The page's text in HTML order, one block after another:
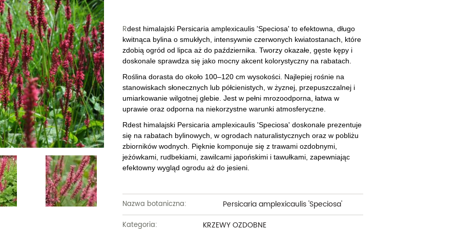
Truskawki i poziomki
Winogrona
Żurawiny
Pozostałe
Dęby
Glediczje
Głogi
Graby
Jabłonie ozdobne
Jarzębiny i jarząby
Kasztanowce
Wierzby
Wiśnie ozdobne
Pozostałe
Forsycje
Hibiskusy
Jaśminowce
Kaliny
Kalmie
Krzewuszki
Pięciorniki
Piwonie
Pnącza
Powojniki - Clematisy
Różaneczniki
Tawuły i tawułki
Wisterie
Żarnowce
Pozostałe
Rdest himalajski Persicaria amplexicaulis 'Speciosa' to efektowna, długo
kwitnąca bylina o smukłych, intensywnie czerwonych kwiatostanach, które
zdobią ogród od lipca aż do października. Tworzy okazałe, gęste kępy i
doskonale sprawdza się jako mocny akcent kolorystyczny na rabatach.
Roślina dorasta do około 100–120 cm wysokości. Najlepiej rośnie na
stanowiskach słonecznych lub półcienistych, w żyznej, przepuszczalnej i
umiarkowanie wilgotnej glebie. Jest w pełni mrozoodporna, łatwa w
uprawie oraz odporna na niekorzystne warunki atmosferyczne.
Rdest himalajski Persicaria amplexicaulis 'Speciosa' doskonale prezentuje
się na rabatach bylinowych, w ogrodach naturalistycznych oraz w pobliżu
zbiorników wodnych. Pięknie komponuje się z trawami ozdobnymi,
jeżówkami, rudbekiami, zawilcami japońskimi i tawułkami, zapewniając
efektowny wygląd ogrodu aż do jesieni.
Nazwa botaniczna: Persicaria amplexicaulis 'Speciosa'
Kategoria: KRZEWY OZDOBNE